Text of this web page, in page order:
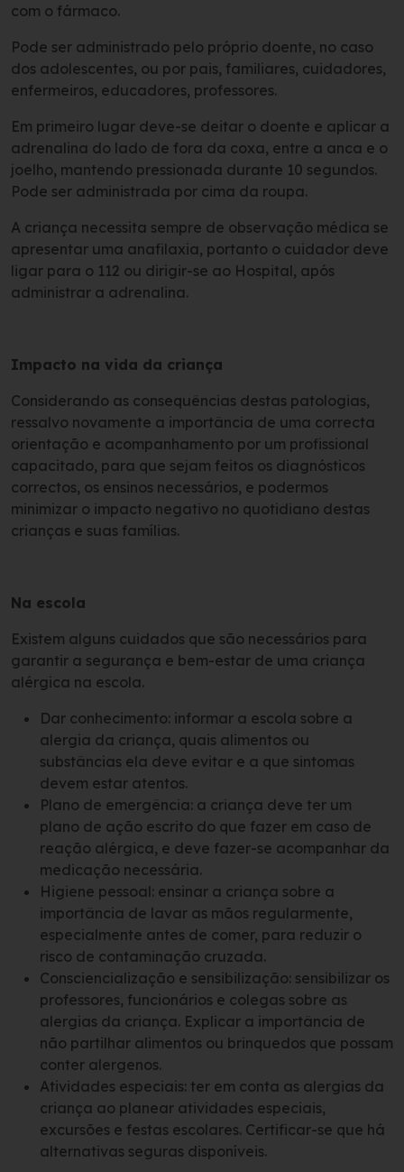
com o fármaco.
Pode ser administrado pelo próprio doente, no caso
dos adolescentes, ou por pais, familiares, cuidadores,
enfermeiros, educadores, professores.
Em primeiro lugar deve-se deitar o doente e aplicar a
adrenalina do lado de fora da coxa, entre a anca e o
joelho, mantendo pressionada durante 10 segundos.
Pode ser administrada por cima da roupa.
A criança necessita sempre de observação médica se
apresentar uma anafilaxia, portanto o cuidador deve
ligar para o 112 ou dirigir-se ao Hospital, após
administrar a adrenalina.
Impacto na vida da criança
Considerando as consequências destas patologias,
ressalvo novamente a importância de uma correcta
orientação e acompanhamento por um profissional
capacitado, para que sejam feitos os diagnósticos
correctos, os ensinos necessários, e podermos
minimizar o impacto negativo no quotidiano destas
crianças e suas famílias.
Na escola
Existem alguns cuidados que são necessários para
garantir a segurança e bem-estar de uma criança
alérgica na escola.
Dar conhecimento: informar a escola sobre a
alergia da criança, quais alimentos ou
substâncias ela deve evitar e a que sintomas
devem estar atentos.
Plano de emergência: a criança deve ter um
plano de ação escrito do que fazer em caso de
reação alérgica, e deve fazer-se acompanhar da
medicação necessária.
Higiene pessoal: ensinar a criança sobre a
importância de lavar as mãos regularmente,
especialmente antes de comer, para reduzir o
risco de contaminação cruzada.
Consciencialização e sensibilização: sensibilizar os
professores, funcionários e colegas sobre as
alergias da criança. Explicar a importância de
não partilhar alimentos ou brinquedos que possam
conter alergenos.
Atividades especiais: ter em conta as alergias da
criança ao planear atividades especiais,
excursões e festas escolares. Certificar-se que há
alternativas seguras disponíveis.